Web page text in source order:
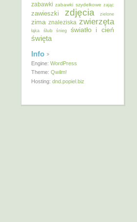
zabawki zabawki szydełkowe zając
zawieszki zdjęcia zielone
zima znaleziska zwierzęta
łąka ślub śnieg światło i cień
święta
Info
Engine: WordPress
Theme: Qwilm!
Hosting: dnd.popiel.biz